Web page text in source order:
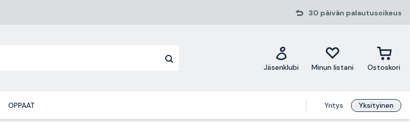
30 päivän palautusoikeus
Jäsenklubi Minun listani Ostoskori
OPPAAT Yritys Yksityinen